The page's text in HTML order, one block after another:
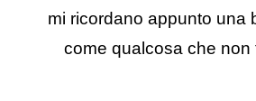
mi ricordano appunto una
come qualcosa che non